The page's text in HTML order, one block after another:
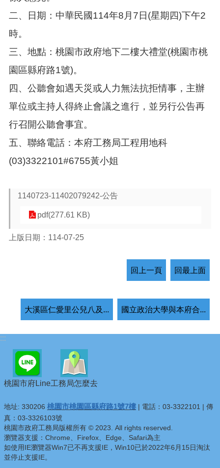
二、日期：中華民國114年8月7日(星期四)下午2
時。
三、地點：桃園市政府地下二樓大禮堂(桃園市桃
園區縣府路1號)。
四、公聽會如遇天災或人力無法抗拒情事，主辦
單位或主持人得終止會議之進行，並另行公告再
行召開公聽會事宜。
五、聯絡電話：本府工務局工程用地科
(03)3322101#6755黃小姐
1140723-11402079242-公告
pdf(277.61 KB)
上版日期：114-07-25
回上一頁 回最上面
大溪區仁愛里公兒八及... 國立政治大學與本府合...
:::
桃園市府Line工務局怎麼去
地址: 330206 桃園市桃園區縣府路1號7樓 | 電話：03-3322101 | 傳
真：03-3326103號
桃園市政府工務局版權所有 © 2023. All rights reserved.
瀏覽器支援：Chrome、Firefox、Edge、Safari為主
如使用IE瀏覽器Win7已不再支援IE，Win10已於2022年6月15日淘汰
並停止支援IE。